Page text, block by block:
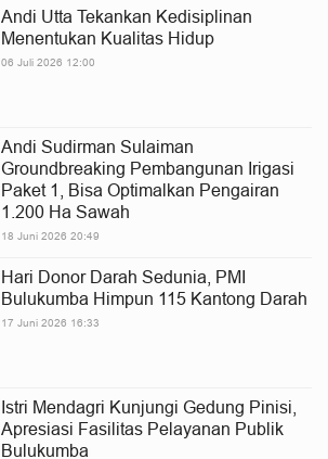
Andi Utta Tekankan Kedisiplinan
Menentukan Kualitas Hidup
06 Juli 2026 12:00
Andi Sudirman Sulaiman
Groundbreaking Pembangunan Irigasi
Paket 1, Bisa Optimalkan Pengairan
1.200 Ha Sawah
18 Juni 2026 20:49
Hari Donor Darah Sedunia, PMI
Bulukumba Himpun 115 Kantong Darah
17 Juni 2026 16:33
Istri Mendagri Kunjungi Gedung Pinisi,
Apresiasi Fasilitas Pelayanan Publik
Bulukumba